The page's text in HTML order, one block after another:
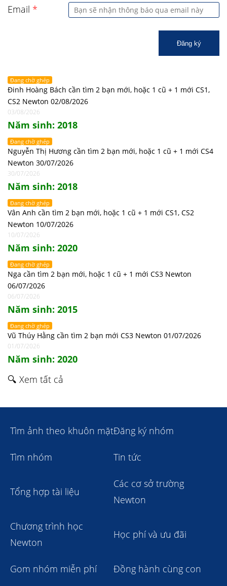
Email *
Đăng ký
Đang chờ ghép
Đinh Hoàng Bách cần tìm 2 bạn mới, hoặc 1 cũ + 1 mới CS1,
CS2 Newton 02/08/2026
03/08/2026
Năm sinh: 2018
Đang chờ ghép
Nguyễn Thị Hương cần tìm 2 bạn mới, hoặc 1 cũ + 1 mới CS4
Newton 30/07/2026
30/07/2026
Năm sinh: 2018
Đang chờ ghép
Vân Anh cần tìm 2 bạn mới, hoặc 1 cũ + 1 mới CS1, CS2
Newton 10/07/2026
10/07/2026
Năm sinh: 2020
Đang chờ ghép
Nga cần tìm 2 bạn mới, hoặc 1 cũ + 1 mới CS3 Newton
06/07/2026
06/07/2026
Năm sinh: 2015
Đang chờ ghép
Vũ Thúy Hằng cần tìm 2 bạn mới CS3 Newton 01/07/2026
01/07/2026
Năm sinh: 2020
🔍 Xem tất cả
Tìm ảnh theo khuôn mặtĐăng ký nhóm
Tìm nhóm Tin tức
Tổng hợp tài liệu
Các cơ sở trường
Newton
Chương trình học
Newton
Học phí và ưu đãi
Gom nhóm miễn phí Đồng hành cùng con